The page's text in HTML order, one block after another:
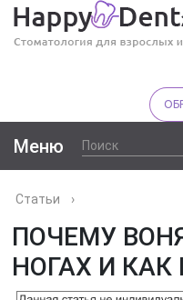
Меню
Статьи ›
ПОЧЕМУ
НОГАХ И КАК